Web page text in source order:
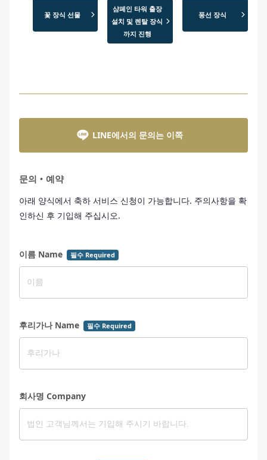
꽃 장식 선물
샴페인 타워 출장
설치 및 렌탈 장식
까지 진행
풍선 장식
LINE에서의 문의는 이쪽
문의・예약
아래 양식에서 축하 서비스 신청이 가능합니다. 주의사항을 확
인하신 후 기입해 주십시오.
이름 Name 필수 Required
후리가나 Name 필수 Required
회사명 Company